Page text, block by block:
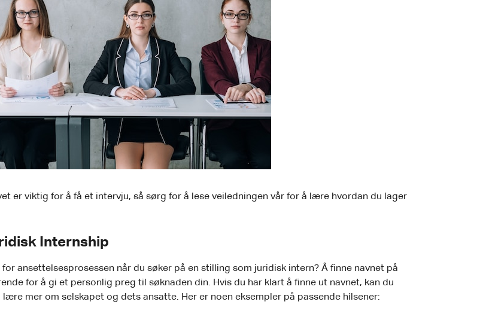
er viktig for å få et intervju, så sørg for å lese veiledningen vår for å lære hvordan du lager
Internship
ansettelsesprosessen når du søker på en stilling som juridisk intern? Å finne navnet på
for å gi et personlig preg til søknaden din. Hvis du har klart å finne ut navnet, kan du
mer om selskapet og dets ansatte. Her er noen eksempler på passende hilsener: